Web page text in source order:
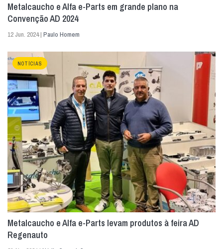
Metalcaucho e Alfa e-Parts em grande plano na
Convenção AD 2024
12 Jun. 2024 | Paulo Homem
NOTÍCIAS
Metalcaucho e Alfa e-Parts levam produtos à feira AD
Regenauto